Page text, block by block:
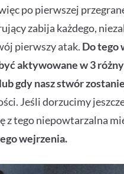
po pierwszej
zabija każdego,
pierwszy atak. Do tego
aktywowane w 3
gdy nasz stwór
Jeśli dorzucimy
tego niepowtarzalna
wejrzenia.